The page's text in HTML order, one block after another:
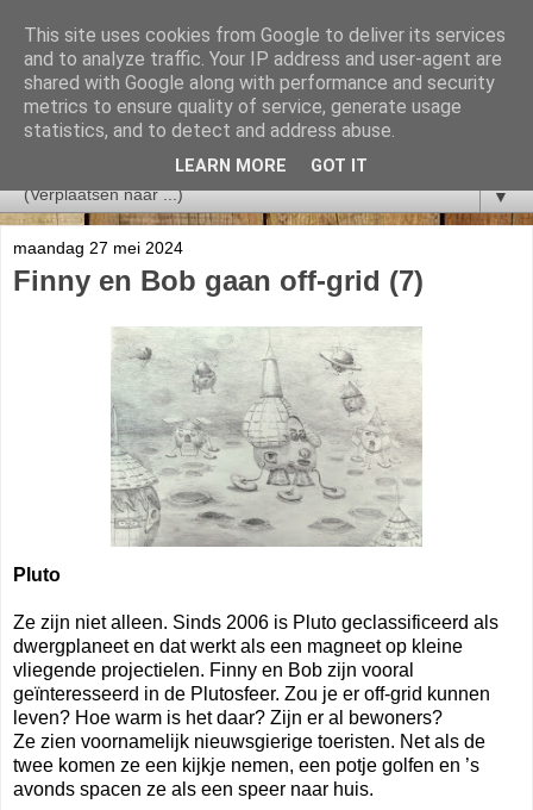
▼
maandag 27 mei 2024
Finny en Bob gaan off-grid (7)
Pluto
Ze zijn niet alleen. Sinds 2006 is Pluto geclassificeerd als
dwergplaneet en dat werkt als een magneet op kleine
vliegende projectielen. Finny en Bob zijn vooral
geïnteresseerd in de Plutosfeer. Zou je er off-grid kunnen
leven? Hoe warm is het daar? Zijn er al bewoners?
Ze zien voornamelijk nieuwsgierige toeristen. Net als de
twee komen ze een kijkje nemen, een potje golfen en ’s
avonds spacen ze als een speer naar huis.
This site uses cookies from Google to deliver its services
and to analyze traffic. Your IP address and user-agent are
shared with Google along with performance and security
metrics to ensure quality of service, generate usage
statistics, and to detect and address abuse.
LEARN MORE GOT IT